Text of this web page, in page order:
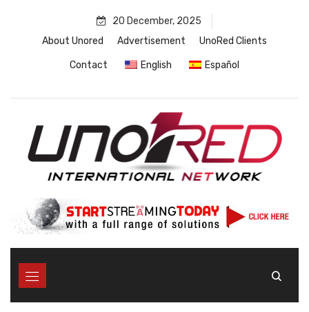
20 December, 2025
About Unored
Advertisement UnoRed Clients
Contact English Español